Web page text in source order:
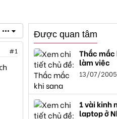
•••
#1
Được quan tâm
Thắc mắc
làm việc
13/07/2005
1 vài kinh
laptop ở